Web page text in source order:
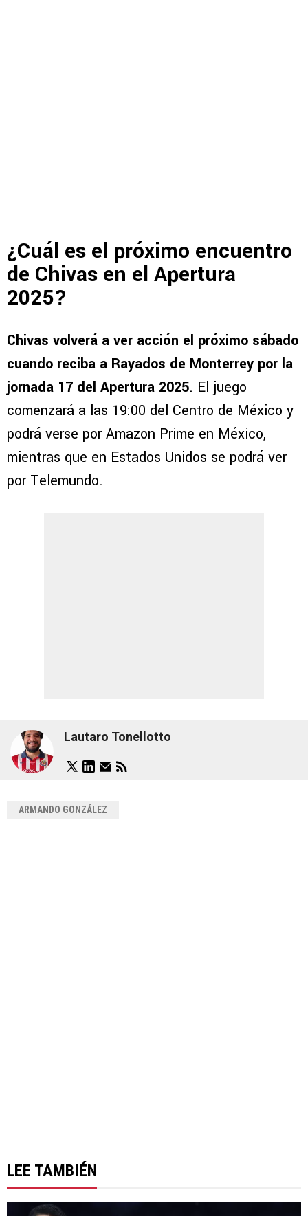
¿Cuál es el próximo encuentro
de Chivas en el Apertura
2025?
Chivas volverá a ver acción el próximo sábado
cuando reciba a Rayados de Monterrey por la
jornada 17 del Apertura 2025. El juego
comenzará a las 19:00 del Centro de México y
podrá verse por Amazon Prime en México,
mientras que en Estados Unidos se podrá ver
por Telemundo.
Lautaro Tonellotto
ARMANDO GONZÁLEZ
LEE TAMBIÉN